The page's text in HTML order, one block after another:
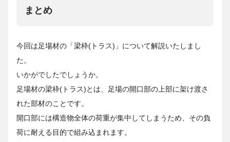
まとめ
今回は足場材の「梁枠(トラス)」について解説いたしまし
た。
いかがでしたでしょうか。
足場材の梁枠(トラス)とは、足場の開口部の上部に架け渡さ
れた部材のことです。
開口部には構造物全体の荷重が集中してしまうため、その負
荷に耐える目的で組み込まれます。